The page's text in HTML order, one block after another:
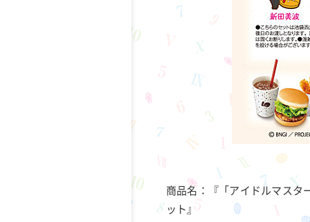
商品名：『「アイドルマスタ
ット』